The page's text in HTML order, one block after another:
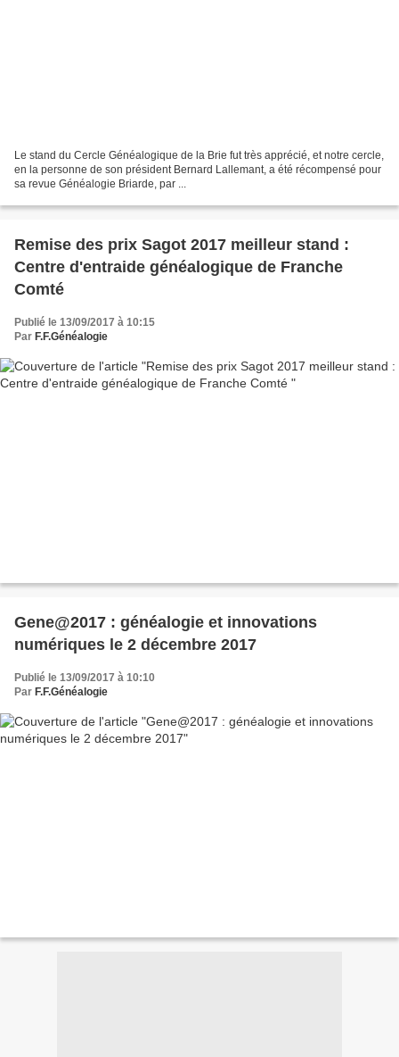
Le stand du Cercle Généalogique de la Brie fut très apprécié, et notre cercle,
en la personne de son président Bernard Lallemant, a été récompensé pour
sa revue Généalogie Briarde, par ...
Remise des prix Sagot 2017 meilleur stand :
Centre d'entraide généalogique de Franche
Comté
Publié le 13/09/2017 à 10:15
Par F.F.Généalogie
Gene@2017 : généalogie et innovations
numériques le 2 décembre 2017
Publié le 13/09/2017 à 10:10
Par F.F.Généalogie